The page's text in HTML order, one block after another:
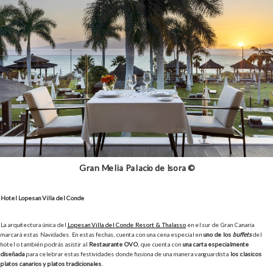
Gran Meliá Palacio de Isora ©
Hotel Lopesan Villa del Conde
La arquitectura única del Lopesan Villa del Conde Resort & Thalasso en el sur de Gran Canaria
marcará estas Navidades. En estas fechas, cuenta con una cena especial en uno de los buffetsdel
hotel o también podrás asistir al Restaurante OVO, que cuenta con una carta especialmente
diseñadapara celebrar estas festividades donde fusiona de una manera vanguardista los clásicos
platos canarios y platos tradicionales